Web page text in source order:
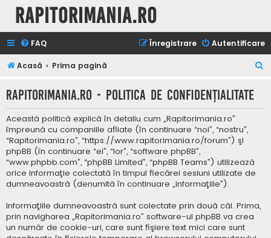
Rapitorimania.ro
FAQ Autentificare
Înregistrare
Acasă Prima pagină
t
Rapitorimania.ro - Politica de confidenţialitate
Această politică explică în detaliu cum „Rapitorimania.ro”
împreună cu companiile afliate (în continuare “noi”, “nostru”,
“Rapitorimania.ro”, “https://www.rapitorimania.ro/forum”) şi
phpBB (în continuare “ei”, “lor”, “software phpBB”,
“www.phpbb.com”, “phpBB Limited”, “phpBB Teams”) utilizează
orice informaţie colectată în timpul fiecărei sesiuni utilizate de
dumneavoastră (denumită în continuare „informaţiile”).
Informaţiile dumneavoastră sunt colectate prin două căi. Prima,
prin navigharea „Rapitorimania.ro” software-ul phpBB va crea
un număr de cookie-uri, care sunt fişiere text mici care sunt